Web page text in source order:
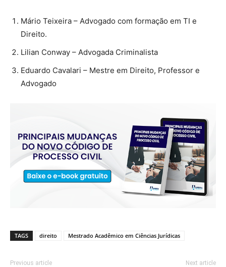
Mário Teixeira – Advogado com formação em TI e
Direito.
Lilian Conway – Advogada Criminalista
Eduardo Cavalari – Mestre em Direito, Professor e
Advogado
TAGS direito Mestrado Acadêmico em Ciências Jurídicas
Previous article Next article